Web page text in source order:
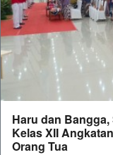
Haru dan
Kelas XII
Orang Tua